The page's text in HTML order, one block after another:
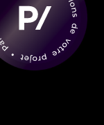
Score :